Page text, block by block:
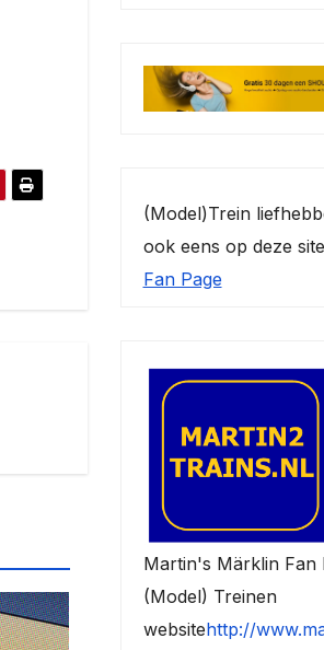
(Model)Trein
ook eens op deze
Fan Page
Martin's Märklin Fan
(Model) Treinen
websitehttp://